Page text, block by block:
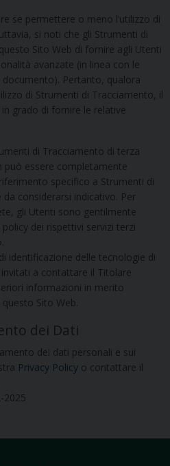
se permettere o meno l’utilizzo di
si noti che gli Strumenti di
Sito Web di fornire agli Utenti
avanzate (in linea con le
Pertanto, qualora
di Strumenti di Tracciamento, il
grado di fornire le relative
di Tracciamento di terza
può essere completamente
specifico a Strumenti di
considerarsi indicativo. Per
gli Utenti sono gentilmente
dei rispettivi servizi terzi
identificazione delle tecnologie di
a contattare il Titolare
informazioni in merito
Sito Web.
dei Dati
dei dati personali e sui
Privacy Policy o contattare il
2025